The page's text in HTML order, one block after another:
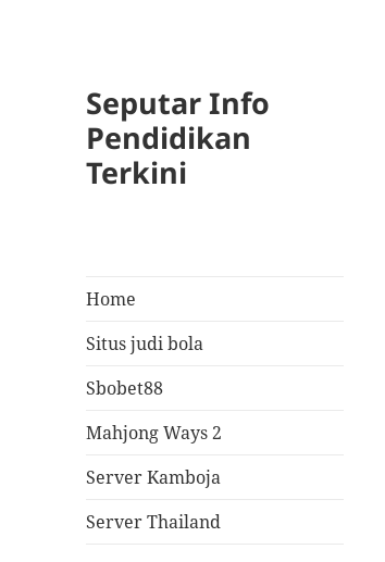
Seputar Info
Pendidikan
Terkini
Home
Situs judi bola
Sbobet88
Mahjong Ways 2
Server Kamboja
Server Thailand